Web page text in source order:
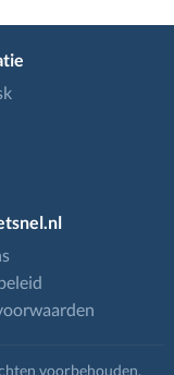
voorbehouden.